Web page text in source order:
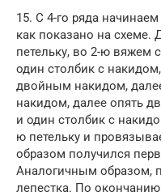
15. С 4-го ряда
как показано на схеме.
петельку, во 2-ю вяжем
один столбик с
двойным накидом,
накидом, далее опять
и один столбик с
ю петельку и
образом получился
Аналогичным образом,
лепестка. По